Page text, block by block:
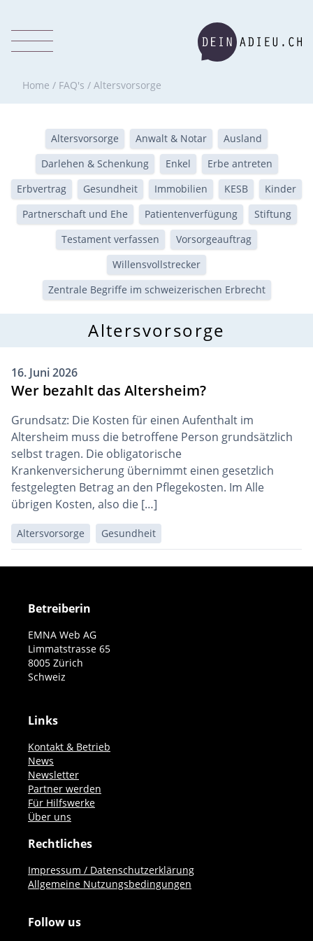
Home / FAQ's / Altersvorsorge
Altersvorsorge Anwalt & Notar
Ausland
Darlehen & Schenkung
Enkel
Erbe antreten
Erbvertrag
Gesundheit Immobilien KESB
Kinder
Partnerschaft und Ehe
Patientenverfügung
Stiftung
Testament verfassen
Vorsorgeauftrag
Willensvollstrecker
Zentrale Begriffe im schweizerischen Erbrecht
Altersvorsorge
16. Juni 2026
Wer bezahlt das Altersheim?
Grundsatz: Die Kosten für einen Aufenthalt im
Altersheim muss die betroffene Person grundsätzlich
selbst tragen. Die obligatorische
Krankenversicherung übernimmt einen gesetzlich
festgelegten Betrag an den Pflegekosten. Im Alle
übrigen Kosten, also die […]
Altersvorsorge Gesundheit
Betreiberin
EMNA Web AG
Limmatstrasse 65
8005 Zürich
Schweiz
Links
Kontakt & Betrieb
News
Newsletter
Partner werden
Für Hilfswerke
Über uns
Rechtliches
Impressum / Datenschutzerklärung
Allgemeine Nutzungsbedingungen
Follow us